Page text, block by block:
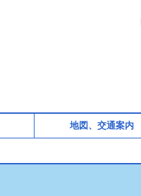
地図、交通案内